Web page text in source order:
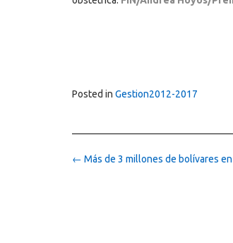
Posted in Gestion2012-2017
Post
← Más de 3 millones de bolívares